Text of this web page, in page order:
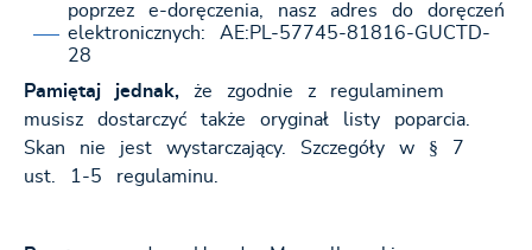
poprzez e-doręczenia, nasz adres do doręczeń
elektronicznych: AE:PL-57745-81816-GUCTD-
28
Pamiętaj jednak, że zgodnie z regulaminem
musisz dostarczyć także oryginał listy poparcia.
Skan nie jest wystarczający. Szczegóły w § 7
ust. 1-5 regulaminu.